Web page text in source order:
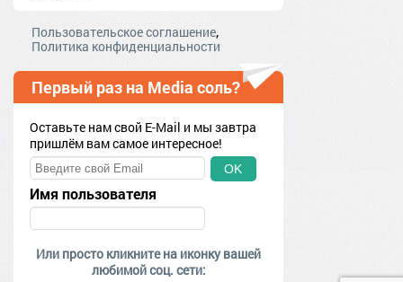
Пользовательское соглашение,
Политика конфиденциальности
Первый раз на Media соль?
Оставьте нам свой E-Mail и мы завтра
пришлём вам самое интересное!
OK
Имя пользователя
Или просто кликните на иконку вашей
любимой соц. сети: